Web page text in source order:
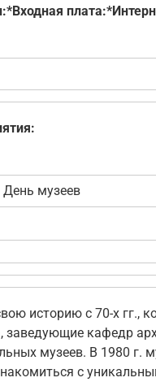
Входная плата:*
музеев
историю с 70-х гг.,
кафедр
музеев. В 1980 г.
с